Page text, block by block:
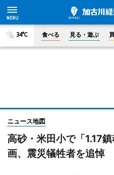
34°C 食べる 見る・遊ぶ
ニュース地図
高砂・米田小で「1.17
画、震災犠牲者を追悼